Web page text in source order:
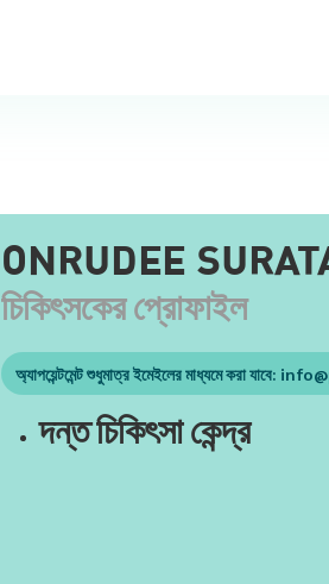
ONRUDEE
চিকিৎসকের প্রোফাইল
অ্যাপয়েন্টমেন্ট শুধুমাত্র ইমেইলের মাধ্যমে করা যাবে:
দন্ত চিকিৎসা কেন্দ্র